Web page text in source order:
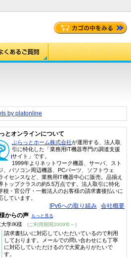
by platonline
とオンラインについて
ぷらっとホーム株式会社が運用する、法人取
引に特化した「業務用IT機器専門の調達支援
サイト」です。
1999年よりネットワーク機器、サーバ、スト
、パソコン周辺機器、PCパーツ、ソフトウェ
イセンスなど、業務用IT機器中心に販売。品揃え
トップクラスの約5.5万点です。法人取引に特化
校・官公庁・一般法人のお客様の請求書後払いに
しています。
IPv6への取り組み 会社概要
からの声 もっと見る
学/K様 (ご利用期間2009年～)
請求書払いに対応していただいているので利用
しております。メールでの問い合わせにも丁寧
に対応していただけるので大変ありがたいで
す。